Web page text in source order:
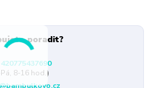
poradit?
8-16 hod.)